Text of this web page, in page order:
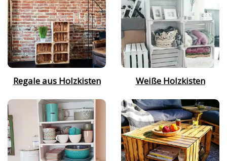
Regale aus Holzkisten Weiße Holzkisten